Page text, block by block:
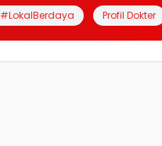
#LokalBerdaya Profil Dokter